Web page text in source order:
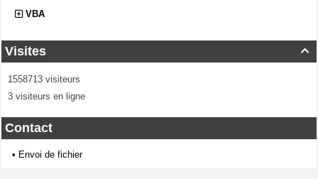
VBA

Visites
1558713 visiteurs
3 visiteurs en ligne
Contact
• Envoi de fichier